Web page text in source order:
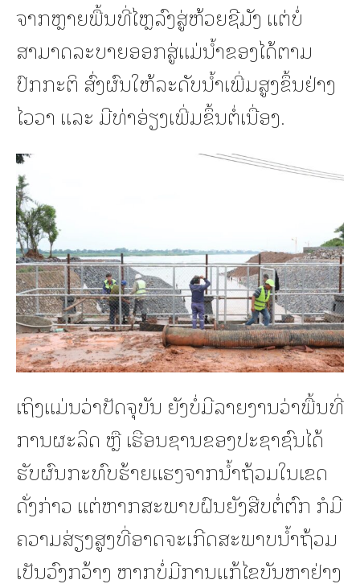
ຈາກຫຼາຍພື້ນທີ່ໄຫຼລົງສູ່ຫ້ວຍຊີມັງ ແຕ່ບໍ່
ສາມາດລະບາຍອອກສູ່ແມ່ນໍ້າຂອງໄດ້ຕາມ
ປົກກະຕິ ສົ່ງຜົນໃຫ້ລະດັບນໍ້າເພີ່ມສູງຂຶ້ນຢ່າງ
ໄວວາ ແລະ ມີທ່າອ່ຽງເພີ່ມຂຶ້ນຕໍ່ເນື່ອງ.
ເຖິງແມ່ນວ່າປັດຈຸບັນ ຍັງບໍ່ມີລາຍງານວ່າພື້ນທີ່
ການຜະລິດ ຫຼື ເຮືອນຊານຂອງປະຊາຊົນໄດ້
ຮັບຜົນກະທົບຮ້າຍແຮງຈາກນໍ້າຖ້ວມໃນເຂດ
ດັ່ງກ່າວ ແຕ່ຫາກສະພາບຝົນຍັງສືບຕໍ່ຕົກ ກໍມີ
ຄວາມສ່ຽງສູງທີ່ອາດຈະເກີດສະພາບນໍ້າຖ້ວມ
ເປັນວົງກວ້າງ ຫາກບໍ່ມີການແກ້ໄຂບັນຫາຢ່າງ